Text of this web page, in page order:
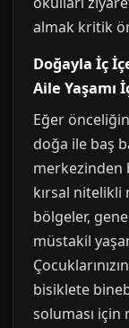
almak kritik
Doğayla İç
Aile Yaşamı
Eğer
doğa ile baş
merkezinden
kırsal nitelikli
bölgeler,
müstakil
bisiklete
soluması